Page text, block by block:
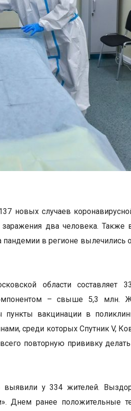
новых случаев
два человека.
в регионе вылечились
области составляет
– свыше 5,3 млн.
вакцинации в
среди которых Спутник V,
повторную прививку
выявили у 334 жителей.
Днем ранее положительные